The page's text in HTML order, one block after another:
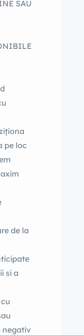
SAU
pe loc
de la
si a
negativ